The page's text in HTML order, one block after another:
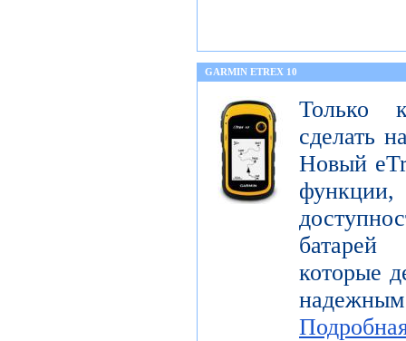
GARMIN ETREX 10
Только
сделать
Новый
которые